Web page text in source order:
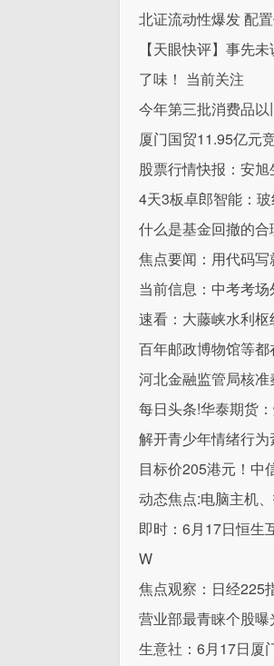
北证流动性爆发 配
【天眼快评】事先
了味！ 当前关注
今年第三批消费品
厦门国贸11.95亿元
股票行情快报：安
4天3板卓郎智能：
什么是基金回撤的
焦点要闻：用代码写
当前信息：中考考
速看：大藤峡水利
百年邮政博物馆等
河北金融监管局核
每日头条!华泰期货
解开青少年情绪行为
目标价205港元！中
动态焦点:电脑主机
即时：6月17日恒生
W
焦点观察：日经225
营业部最青睐个股
生意社：6月17日厦